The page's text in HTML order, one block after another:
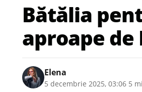
Bătălia
aproape de
Elena
5 decembrie 2025, 03:06 5